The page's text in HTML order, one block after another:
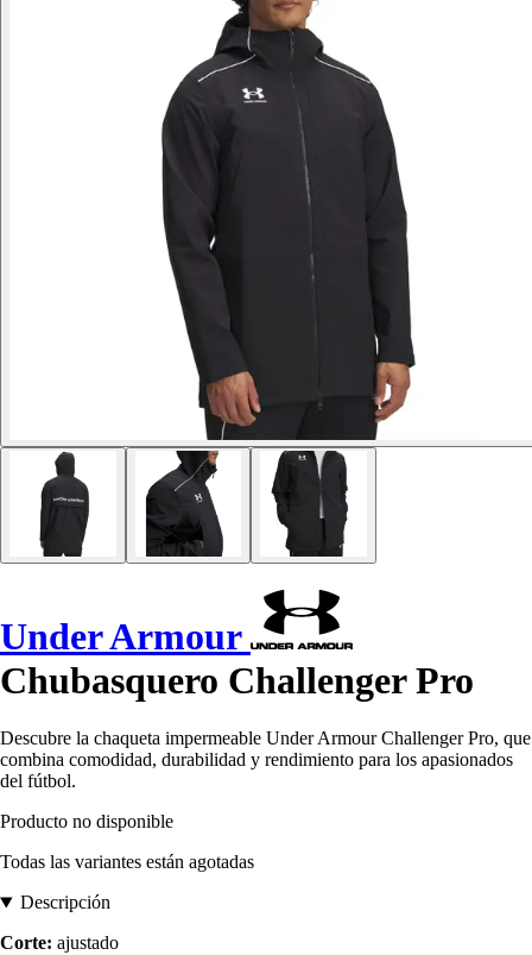
Under Armour
Chubasquero Challenger Pro
Descubre la chaqueta impermeable Under Armour Challenger Pro, que
combina comodidad, durabilidad y rendimiento para los apasionados
del fútbol.
Producto no disponible
Todas las variantes están agotadas
Descripción
Corte: ajustado